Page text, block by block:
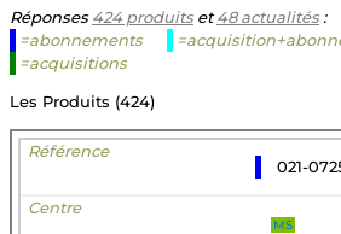
Réponses424 produitset48 actualités:
=abonnements
=acquisitions
Les Produits (424)
021-
MS